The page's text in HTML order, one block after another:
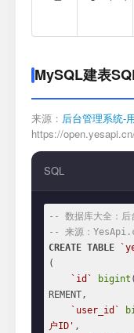
MySQL建表
来源： 后台管理系统-
https://
SQL
-- 数据库大全：后
-- 来源：
CREATE TABLE
(
`id`
bigint (
REMENT,
`user_id`
户ID' ,